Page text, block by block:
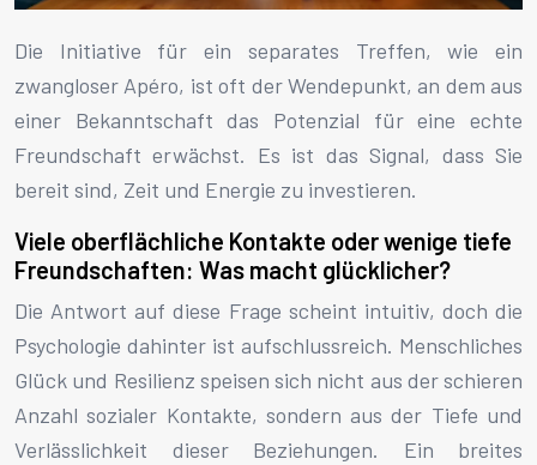
Die Initiative für ein separates Treffen, wie ein
zwangloser Apéro, ist oft der Wendepunkt, an dem aus
einer Bekanntschaft das Potenzial für eine echte
Freundschaft erwächst. Es ist das Signal, dass Sie
bereit sind, Zeit und Energie zu investieren.
Viele oberflächliche Kontakte oder wenige tiefe
Freundschaften: Was macht glücklicher?
Die Antwort auf diese Frage scheint intuitiv, doch die
Psychologie dahinter ist aufschlussreich. Menschliches
Glück und Resilienz speisen sich nicht aus der schieren
Anzahl sozialer Kontakte, sondern aus der Tiefe und
Verlässlichkeit dieser Beziehungen. Ein breites